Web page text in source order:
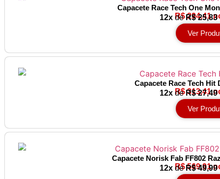
Capacete Race Tech One
R$ 294,41
12xde R$ 25,83
Ver
Capacete Race Tech Hit
R$ 313,41
12xde R$ 27,49
Ver
Capacete Norisk Fab FF802
R$ 569,91
12xde R$ 49,99